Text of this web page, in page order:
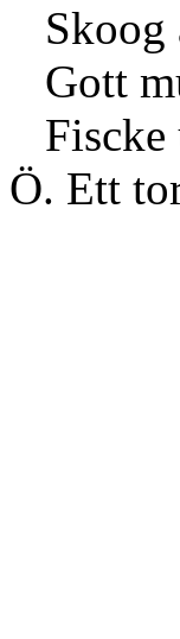
Skoog
Gott
Fiscke
Ö. Ett